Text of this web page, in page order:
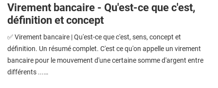
Virement bancaire - Qu'est-ce que c'est,
définition et concept
✅ Virement bancaire | Qu'est-ce que c'est, sens, concept et
définition. Un résumé complet. C'est ce qu'on appelle un virement
bancaire pour le mouvement d'une certaine somme d'argent entre
différents ...…